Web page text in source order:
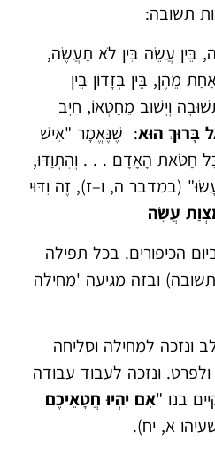
תשובה:
בֵּין עֲשֵׂה בֵּין לֹא תַעֲשֶׂה,
מֵהֶן, בֵּין בְּזָדוֹן בֵּין
וְיָשׁוּב מֵחֶטְאוֹ, חַיָּב
בָּרוּךְ הוּא: שֶׁנֶּאֱמָר "אִישׁ
חַטֹּאת הָאָדָם . . . וְהִתְוַדּוּ,
(במדבר ה, ו–ז), זֶה וִדּוּי
עֲשֵׂה
הכיפורים. בכל תפילה
ובזה מגיעה 'מחילה
ונזכה למחילה וסליחה
ונזכה לעבוד עבודה
בנו "אִם יִהְיוּ חֲטָאֵיכֶם
א, יח).